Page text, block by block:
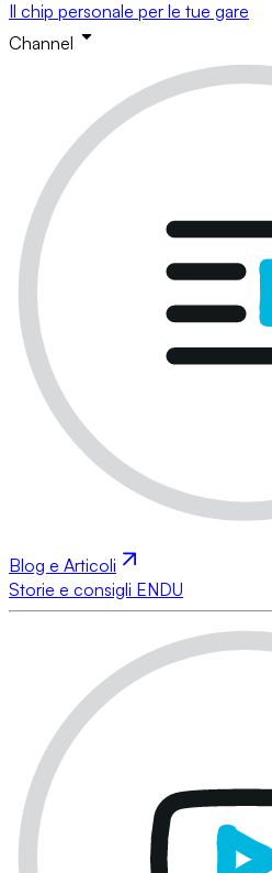
Il chip personale per le tue gare
Channel
Blog e Articoli
Storie e consigli ENDU